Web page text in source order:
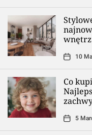
wnętrz
10
Co
5